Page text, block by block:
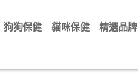
狗狗保健 貓咪保健 精選品牌